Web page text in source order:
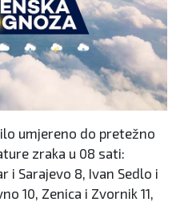
umjereno do pretežno
zraka u 08 sati:
i Sarajevo 8, Ivan Sedlo i
10, Zenica i Zvornik 11,